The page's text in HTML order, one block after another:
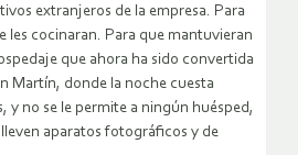
extranjeros de la empresa. Para
les cocinaran. Para que mantuvieran
que ahora ha sido convertida
Martín, donde la noche cuesta
y no se le permite a ningún huésped,
aparatos fotográficos y de